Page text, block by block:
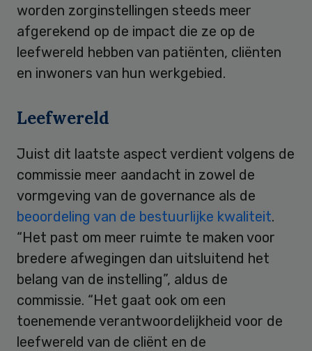
worden zorginstellingen steeds meer
afgerekend op de impact die ze op de
leefwereld hebben van patiënten, cliënten
en inwoners van hun werkgebied.
Leefwereld
Juist dit laatste aspect verdient volgens de
commissie meer aandacht in zowel de
vormgeving van de governance als de
beoordeling van de bestuurlijke kwaliteit.
“Het past om meer ruimte te maken voor
bredere afwegingen dan uitsluitend het
belang van de instelling”, aldus de
commissie. “Het gaat ook om een
toenemende verantwoordelijkheid voor de
leefwereld van de cliënt en de